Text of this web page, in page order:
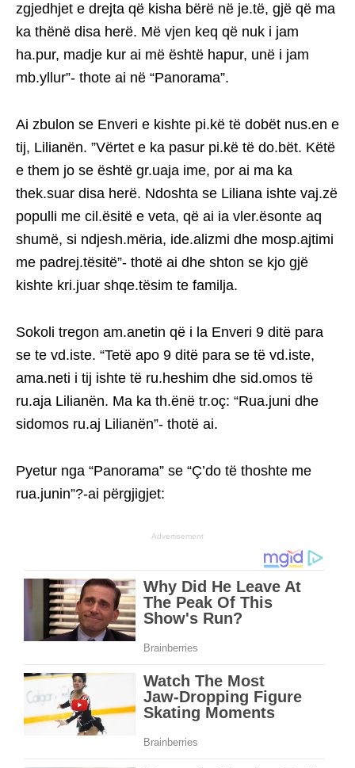
zgjedhjet e drejta që kisha bërë në je.të, gjë që ma
ka thënë disa herë. Më vjen keq që nuk i jam
ha.pur, madje kur ai më është hapur, unë i jam
mb.yllur”- thote ai në “Panorama”.
Ai zbulon se Enveri e kishte pi.kë të dobët nus.en e
tij, Lilianën. ”Vërtet e ka pasur pi.kë të do.bët. Këtë
e them jo se është gr.uaja ime, por ai ma ka
thek.suar disa herë. Ndoshta se Liliana ishte vaj.zë
populli me cil.ësitë e veta, që ai ia vler.ësonte aq
shumë, si ndjesh.mëria, ide.alizmi dhe mosp.ajtimi
me padrej.tësitë”- thotë ai dhe shton se kjo gjë
kishte kri.juar shqe.tësim te familja.
Sokoli tregon am.anetin që i la Enveri 9 ditë para
se te vd.iste. “Tetë apo 9 ditë para se të vd.iste,
ama.neti i tij ishte të ru.heshim dhe sid.omos të
ru.aja Lilianën. Ma ka th.ënë tr.oç: “Rua.juni dhe
sidomos ru.aj Lilianën”- thotë ai.
Pyetur nga “Panorama” se “Ç’do të thoshte me
rua.junin”?-ai përgjigjet:
Advertisement